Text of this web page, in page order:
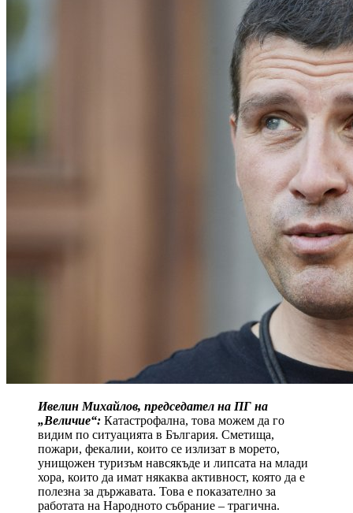
Ивелин Михайлов, председател на ПГ на
„Величие“: Катастрофална, това можем да го
видим по ситуацията в България. Сметища,
пожари, фекалии, които се излизат в морето,
унищожен туризъм навсякъде и липсата на млади
хора, които да имат някаква активност, която да е
полезна за държавата. Това е показателно за
работата на Народното събрание – трагична.